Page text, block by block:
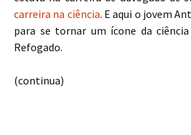
carreira na ciência. E aqui o jovem
para se tornar um ícone da
Refogado.
(continua)